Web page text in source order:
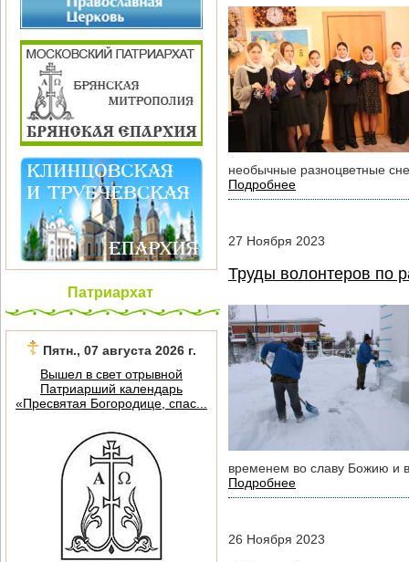
Патриархат
Пятн., 07 августа 2026 г.
Вышел в свет отрывной
Патриарший календарь
«Пресвятая Богородице, спас...
необычные разноцветные
Подробнее
27 Ноября 2023
Труды волонтеров по
временем во славу Божию и
Подробнее
26 Ноября 2023